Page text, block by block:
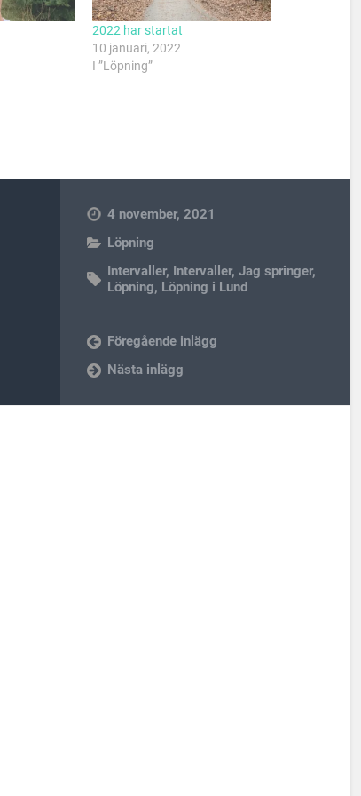
2022 har startat
10 januari, 2022
I ”Löpning”
4 november, 2021
Löpning
Intervaller, Intervaller,Jag springer,
Löpning, Löpning i Lund
Föregående inlägg
Nästa inlägg